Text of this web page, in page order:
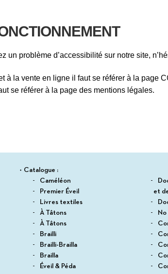
un problème d’accessibilité sur notre site,
à la vente en ligne il faut se référer à la page
se référer à la page des mentions légales.
Catalogue :
Caméléon
Premier Éveil
Livres textiles
À Tâtons
À Tâtons
Brailli
Brailli-Brailla
Brailla
Éveil & Péda
et